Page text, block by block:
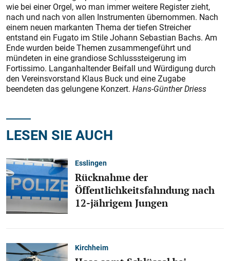
wie bei einer Orgel, wo man immer weitere Register zieht,
nach und nach von allen Instrumenten übernommen. Nach
einem neuen markanten Thema der tiefen Streicher
entstand ein Fugato im Stile Johann Sebastian Bachs. Am
Ende wurden beide Themen zusammengeführt und
mündeten in eine grandiose Schlusssteigerung im
Fortissimo. Langanhaltender Beifall und Würdigung durch
den Vereinsvorstand Klaus Buck und eine Zugabe
beendeten das gelungene Konzert. Hans-Günther Driess
LESEN SIE AUCH
Esslingen
Rücknahme der
Öffentlichkeitsfahndung nach
12-jährigem Jungen
Kirchheim